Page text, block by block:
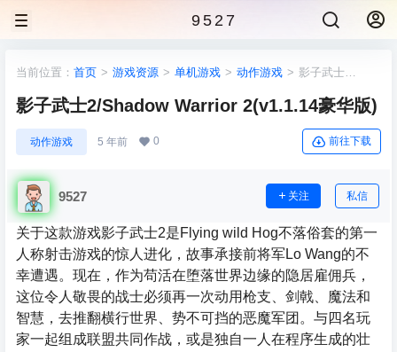
9527
当前位置： 首页 > 游戏资源 > 单机游戏 > 动作游戏 > 影子武士
影子武士2/Shadow Warrior 2(v1.1.14豪华版)
动作游戏 5 年前 0 前往下载
9527 关注 私信
关于这款游戏影子武士2是Flying wild Hog不落俗套的第一
人称射击游戏的惊人进化，故事承接前将军Lo Wang的不
幸遭遇。现在，作为苟活在堕落世界边缘的隐居雇佣兵，
这位令人敬畏的战士必须再一次动用枪支、剑戟、魔法和
智慧，去推翻横行世界、势不可挡的恶魔军团。与四名玩
家一起组成联盟共同作战，或是独自一人在程序生成的壮